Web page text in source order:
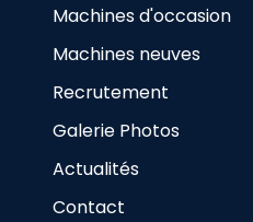
Machines d'occasion
Machines neuves
Recrutement
Galerie Photos
Actualités
Contact